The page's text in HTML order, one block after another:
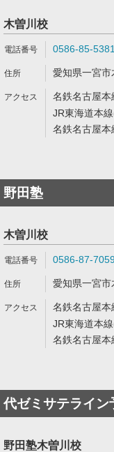
木曽川校
0586-85-5381
愛知県一宮
名鉄名古屋
JR東海道本
名鉄名古屋
野田塾
木曽川校
0586-87-
愛知県一宮
名鉄名古屋
JR東海道本
名鉄名古屋
代ゼミサテライン
野田塾木曽川校